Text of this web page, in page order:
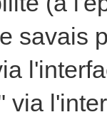
savais
via